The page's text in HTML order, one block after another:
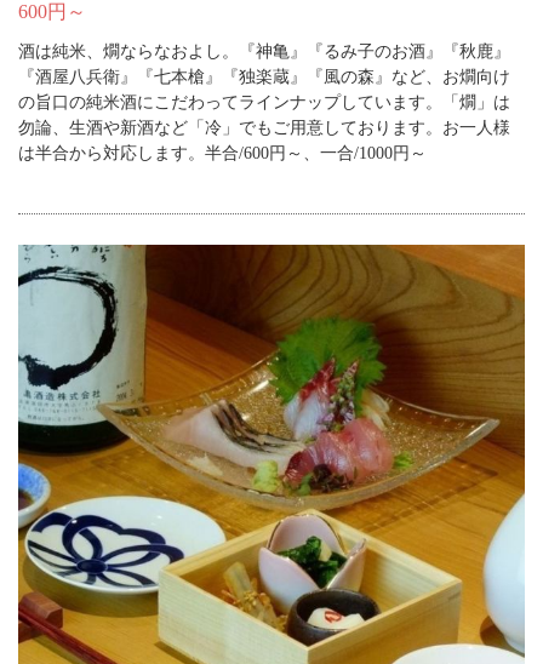
600円～
酒は純米、燗ならなおよし。『神亀』『るみ子のお酒』『秋鹿』
『酒屋八兵衛』『七本槍』『独楽蔵』『風の森』など、お燗向け
の旨口の純米酒にこだわってラインナップしています。「燗」は
勿論、生酒や新酒など「冷」でもご用意しております。お一人様
は半合から対応します。半合/600円～、一合/1000円～